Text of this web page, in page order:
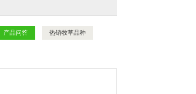
产品问答 热销牧草品种